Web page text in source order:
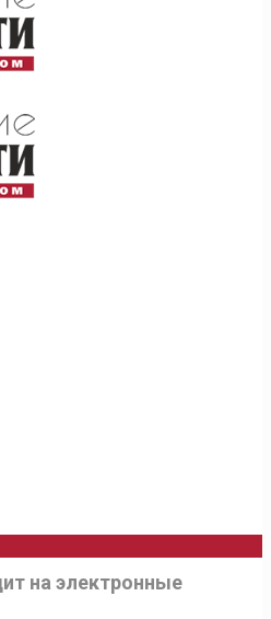
на электронные